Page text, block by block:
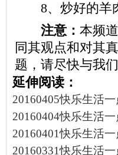
8、炒好的羊
注意： 本频
同其观点和对其
题，请尽快与我
延伸阅读：
20160405快乐生活
20160404快乐生活
20160401快乐生活
20160331快乐生活